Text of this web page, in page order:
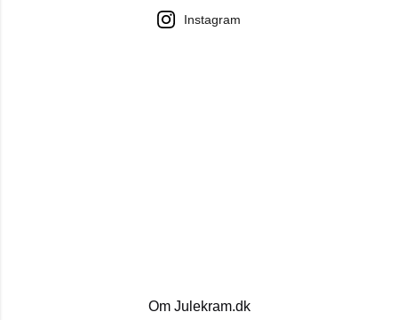
Om Julekram.dk
Instagram